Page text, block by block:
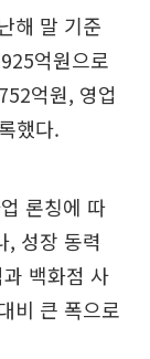
해 말 기준
억원으로
억원, 영업
했다.
론칭에 따
, 성장 동력
백화점 사
비 큰 폭으로